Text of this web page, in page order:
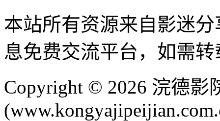
本站所有资源来自影迷
息免费交流平台，如需
Copyright © 2026 浣德影